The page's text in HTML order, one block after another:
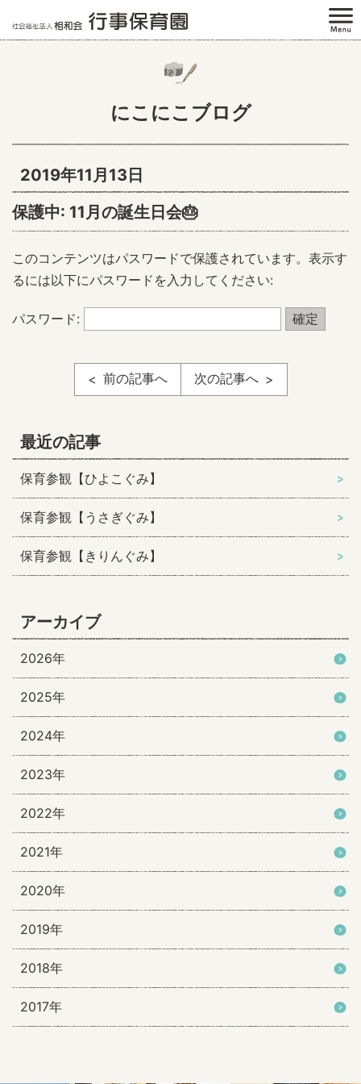
にこにこブログ
2019年11月13日
保護中: 11月の誕生日会🎂
このコンテンツはパスワードで保護されています。表示す
るには以下にパスワードを入力してください:
パスワード:
前の記事へ 次の記事へ
最近の記事
保育参観【ひよこぐみ】
保育参観【うさぎぐみ】
保育参観【きりんぐみ】
アーカイブ
2026年
2025年
2024年
2023年
2022年
2021年
2020年
2019年
2018年
2017年